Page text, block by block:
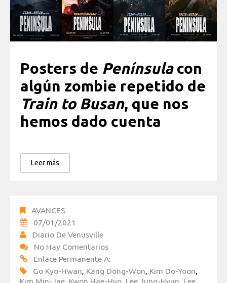
Posters de Penínsulacon
algún zombie repetido de
Train to Busan, que nos
hemos dado cuenta
Leer más
AVANCES
07/01/2021
Diario De Venusville
No Hay Comentarios
Enlace Permanente A:
Go Kyo-Hwan, Kang Dong-Won, Kim Do-Yoon,
Kim Min-Jae Kwon Hae-Hyo Lee Jung-Hyun Lee